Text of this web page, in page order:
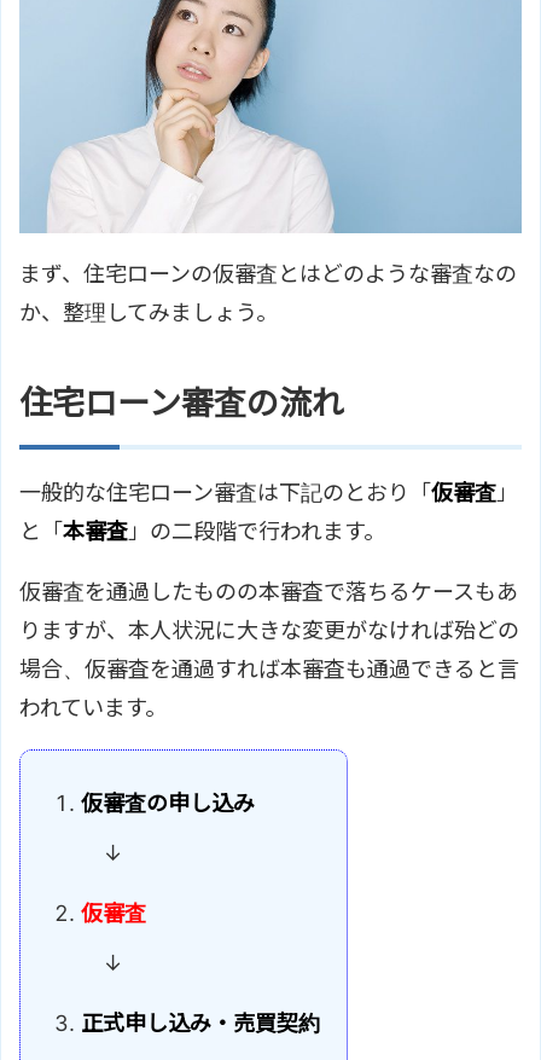
まず、住宅ローンの仮審査とはどのような審査なの
か、整理してみましょう。
住宅ローン審査の流れ
一般的な住宅ローン審査は下記のとおり「 仮審査」
と「 本審査」の二段階で行われます。
仮審査を通過したものの本審査で落ちるケースもあ
りますが、本人状況に大きな変更がなければ殆どの
場合、仮審査を通過すれば本審査も通過できると言
われています。
仮審査の申し込み
↓
仮審査
↓
正式申し込み・売買契約